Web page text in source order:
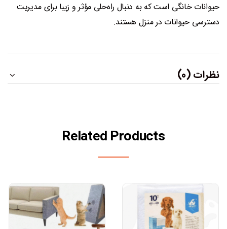
حیوانات خانگی است که به دنبال راه‌حلی مؤثر و زیبا برای مدیریت
دسترسی حیوانات در منزل هستند.
نظرات (0)
Related Products